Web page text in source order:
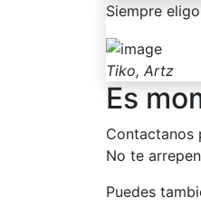
Siempre
Tiko, Artz
Es
Contactanos
No te
Puedes